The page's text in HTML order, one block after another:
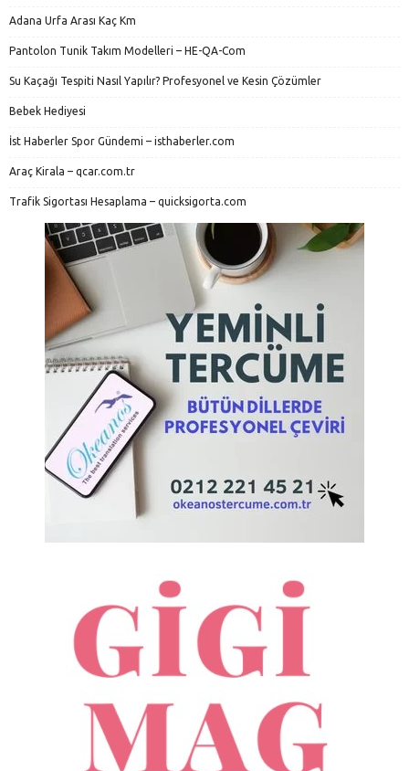
Adana Urfa Arası Kaç Km
Pantolon Tunik Takım Modelleri – HE-QA-Com
Su Kaçağı Tespiti Nasıl Yapılır? Profesyonel ve Kesin Çözümler
Bebek Hediyesi
İst Haberler Spor Gündemi – isthaberler.com
Araç Kirala – qcar.com.tr
Trafik Sigortası Hesaplama – quicksigorta.com